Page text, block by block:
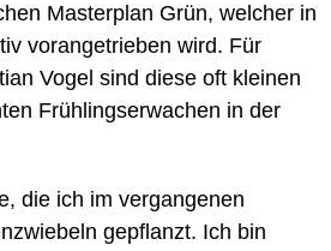
Masterplan Grün, welcher in
vorangetrieben wird. Für
Vogel sind diese oft kleinen
Frühlingserwachen in der
die ich im vergangenen
gepflanzt. Ich bin